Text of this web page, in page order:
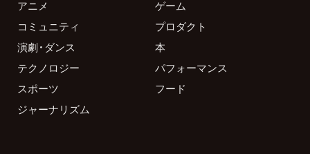
アニメ
ゲーム
コミュニティ
プロダクト
演劇・ダンス
本
テクノロジー
パフォーマンス
スポーツ
フード
ジャーナリズム